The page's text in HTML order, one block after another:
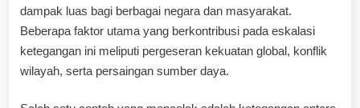
dampak luas bagi berbagai negara dan masyarakat.
Beberapa faktor utama yang berkontribusi pada eskalasi
ketegangan ini meliputi pergeseran kekuatan global, konflik
wilayah, serta persaingan sumber daya.